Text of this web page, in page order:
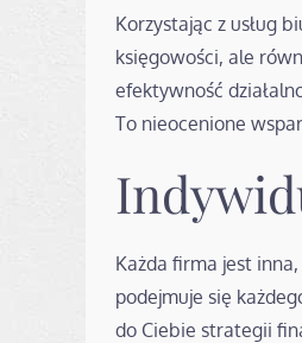
Korzystając z usług
księgowości, ale
efektywność
To nieocenione
Każda firma jest
podejmuje się
do Ciebie strategii